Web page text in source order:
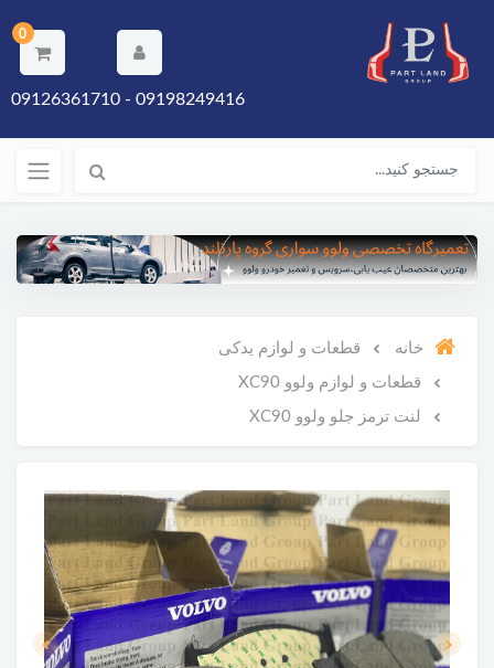
0
09198249416 - 09126361710
خانه قطعات و لوازم یدکی
قطعات و لوازم ولوو XC90
لنت ترمز جلو ولوو XC90